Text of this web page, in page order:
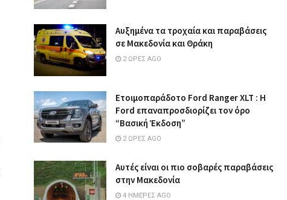
Αυξημένα τα τροχαία και παραβάσεις
σε Μακεδονία και Θράκη
2 ΏΡΕΣ AGO
Ετοιμοπαράδοτο Ford Ranger XLT : Η
Ford επαναπροσδιορίζει τον όρο
“Βασική Έκδοση”
2 ΏΡΕΣ AGO
Αυτές είναι οι πιο σοβαρές παραβάσεις
στην Μακεδονία
4 ΗΜΈΡΕΣ AGO